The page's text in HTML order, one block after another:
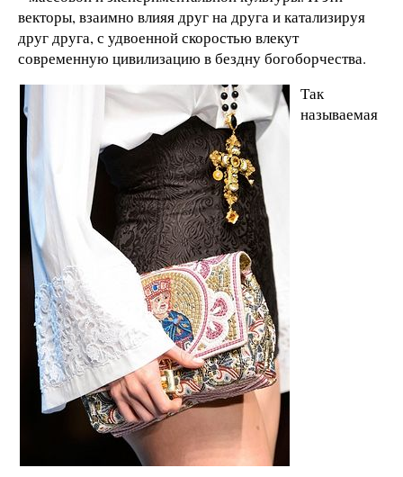
векторы, взаимно влияя друг на друга и катализируя
друг друга, с удвоенной скоростью влекут
современную цивилизацию в бездну богоборчества.
Так
называемая